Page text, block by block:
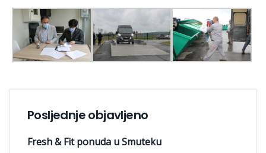
Posljednje objavljeno
Fresh & Fit ponuda u Smuteku